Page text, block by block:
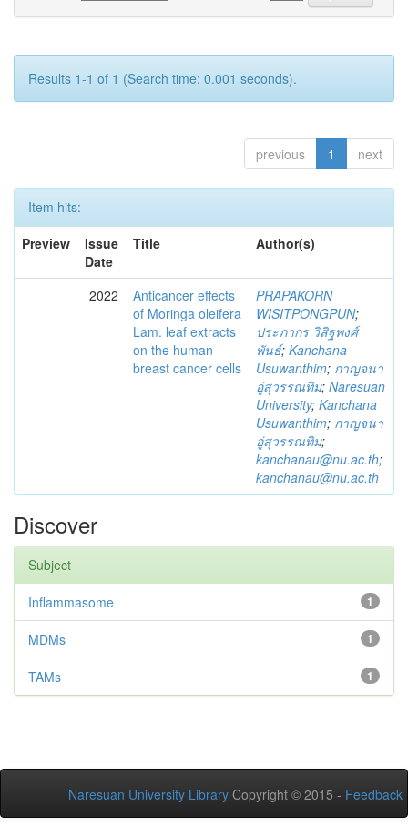
Results 1-1 of 1 (Search time: 0.001 seconds).
previous 1 next
Item hits:
Preview
Issue
Date
Title Author(s)
2022
Anticancer effects
of Moringa oleifera
Lam. leaf extracts
on the human
breast cancer cells
PRAPAKORN
WISITPONGPUN;
ประภากร วิสิฐพงศ์
พันธ์; Kanchana
Usuwanthim; กาญจนา
อู่สุวรรณทิม; Naresuan
University; Kanchana
Usuwanthim; กาญจนา
อู่สุวรรณทิม;
kanchanau@nu.ac.th;
kanchanau@nu.ac.th
Discover
Subject
1
Inflammasome
1
MDMs
1
TAMs
Naresuan University Library Copyright © 2015 - Feedback